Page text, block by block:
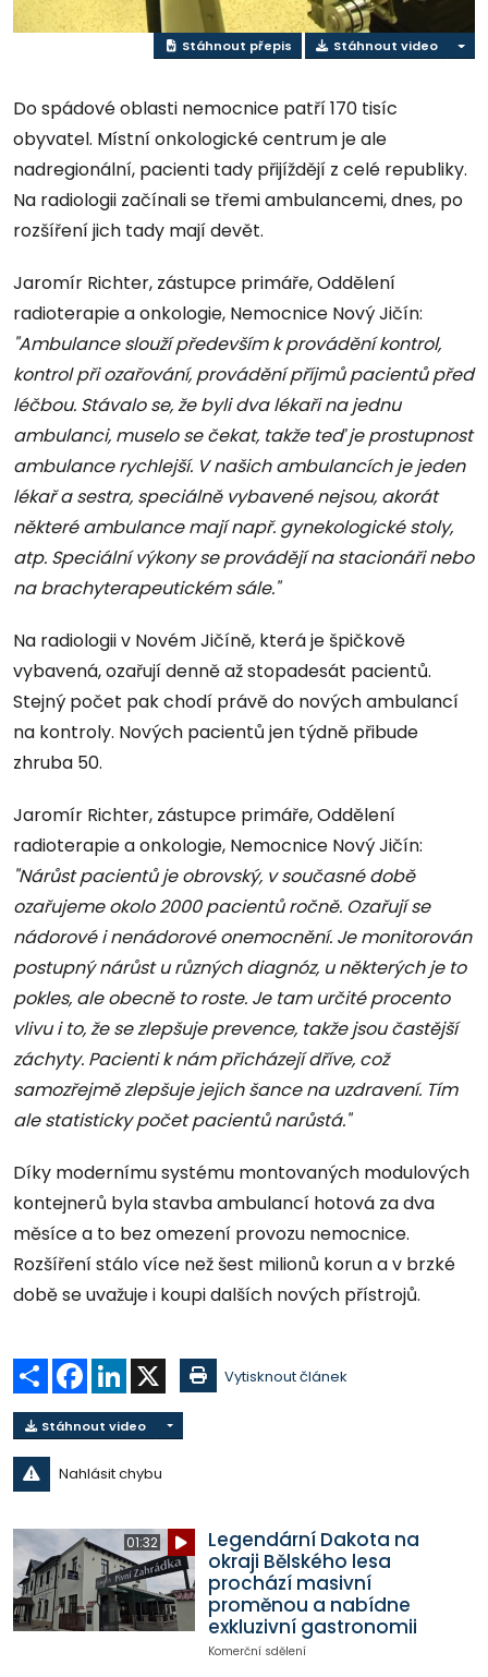
Stáhnout přepis Stáhnout video
Do spádové oblasti nemocnice patří 170 tisíc
obyvatel. Místní onkologické centrum je ale
nadregionální, pacienti tady přijíždějí z celé republiky.
Na radiologii začínali se třemi ambulancemi, dnes, po
rozšíření jich tady mají devět.
Jaromír Richter, zástupce primáře, Oddělení
radioterapie a onkologie, Nemocnice Nový Jičín:
"Ambulance slouží především k provádění kontrol,
kontrol při ozařování, provádění příjmů pacientů před
léčbou. Stávalo se, že byli dva lékaři na jednu
ambulanci, muselo se čekat, takže teď je prostupnost
ambulance rychlejší. V našich ambulancích je jeden
lékař a sestra, speciálně vybavené nejsou, akorát
některé ambulance mají např. gynekologické stoly,
atp. Speciální výkony se provádějí na stacionáři nebo
na brachyterapeutickém sále."
Na radiologii v Novém Jičíně, která je špičkově
vybavená, ozařují denně až stopadesát pacientů.
Stejný počet pak chodí právě do nových ambulancí
na kontroly. Nových pacientů jen týdně přibude
zhruba 50.
Jaromír Richter, zástupce primáře, Oddělení
radioterapie a onkologie, Nemocnice Nový Jičín:
"Nárůst pacientů je obrovský, v současné době
ozařujeme okolo 2000 pacientů ročně. Ozařují se
nádorové i nenádorové onemocnění. Je monitorován
postupný nárůst u různých diagnóz, u některých je to
pokles, ale obecně to roste. Je tam určité procento
vlivu i to, že se zlepšuje prevence, takže jsou častější
záchyty. Pacienti k nám přicházejí dříve, což
samozřejmě zlepšuje jejich šance na uzdravení. Tím
ale statisticky počet pacientů narůstá."
Díky modernímu systému montovaných modulových
kontejnerů byla stavba ambulancí hotová za dva
měsíce a to bez omezení provozu nemocnice.
Rozšíření stálo více než šest milionů korun a v brzké
době se uvažuje i koupi dalších nových přístrojů.
Sdílet Facebook
LinkedIn Vytisknout článek
Stáhnout video
Nahlásit chybu
01:32
Legendární Dakota na
okraji Bělského lesa
prochází masivní
proměnou a nabídne
exkluzivní gastronomii
Komerční sdělení